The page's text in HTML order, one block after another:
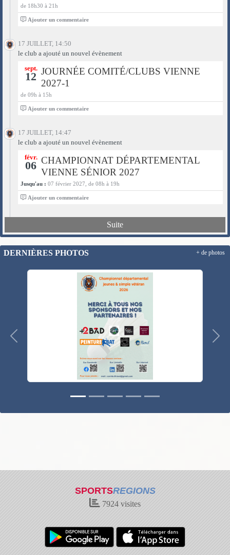
de 18h30 à 21h
0 Ajouter un commentaire
17 JUILLET, 14:50
le club a ajouté un nouvel évènement
sept.
12 JOURNÉE COMITÉ/CLUBS VIENNE
2027-1
de 09h à 15h
0 Ajouter un commentaire
17 JUILLET, 14:47
le club a ajouté un nouvel évènement
févr.
06 CHAMPIONNAT DÉPARTEMENTAL
VIENNE SÉNIOR 2027
Jusqu'au : 07 février 2027, de 08h à 19h
0 Ajouter un commentaire
Suite
DERNIÈRES PHOTOS
Précedent
+ de photos
SPORTSREGIONS
7924 visites